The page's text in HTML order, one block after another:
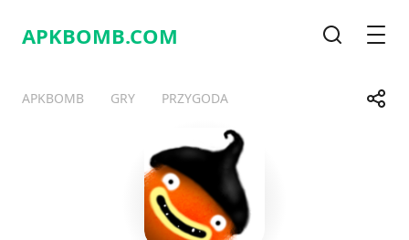
APKBOMB.COM
APKBOMB GRY PRZYGODA
Telegram